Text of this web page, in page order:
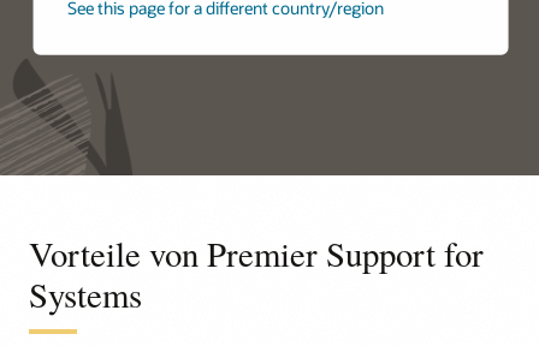
See this page for a different country/region
Vorteile von Premier Support for
Systems